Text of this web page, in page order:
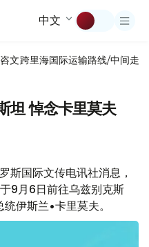
中文
文跨里海国际运输路线/中间走廊
坦 悼念卡里莫夫
斯国际文传电讯社消息，
9月6日前往乌兹别克斯
伊斯兰•卡里莫夫。